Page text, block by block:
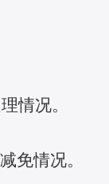
情况。
免情况。